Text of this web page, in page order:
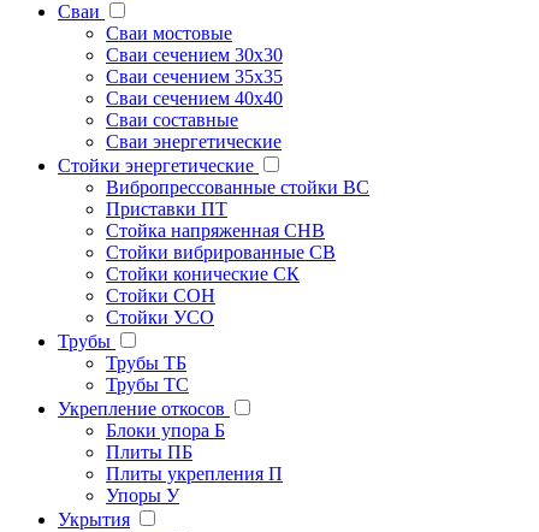
Сваи
Сваи мостовые
Сваи сечением 30х30
Сваи сечением 35х35
Сваи сечением 40х40
Сваи составные
Сваи энергетические
Стойки энергетические
Вибропрессованные стойки ВС
Приставки ПТ
Стойка напряженная СНВ
Стойки вибрированные СВ
Стойки конические СК
Стойки СОН
Стойки УСО
Трубы
Трубы ТБ
Трубы ТС
Укрепление откосов
Блоки упора Б
Плиты ПБ
Плиты укрепления П
Упоры У
Укрытия